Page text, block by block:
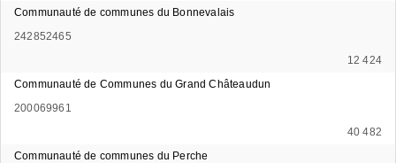
Communauté de communes du Bonnevalais
242852465
12 424
Communauté de Communes du Grand Châteaudun
200069961
40 482
Communauté de communes du Perche